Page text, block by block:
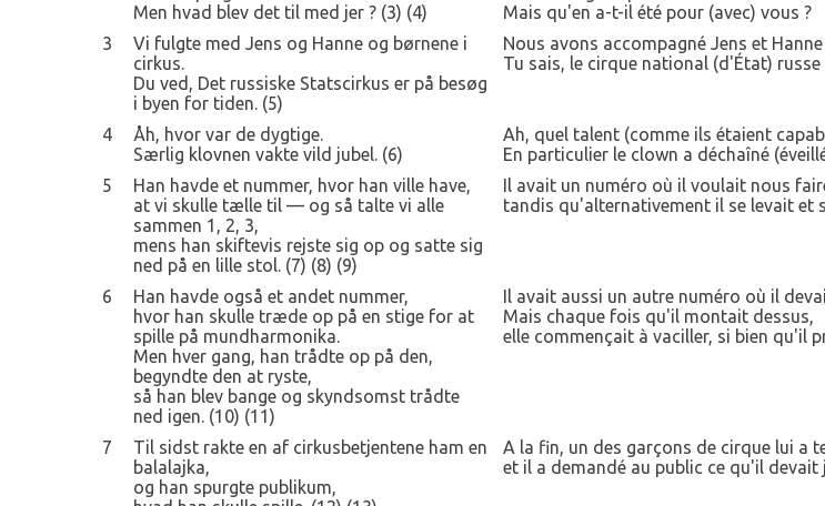
Men hvad blev det til med jer ? (3) (4)
Mais qu'en a-t-il été pour (avec) vous ?
3
Vi fulgte med Jens og Hanne og børnene i
cirkus.
Du ved, Det russiske Statscirkus er på besøg
i byen for tiden. (5)
Nous avons accompagné Jens et
Tu sais, le cirque national (d'État)
4
Åh, hvor var de dygtige.
Særlig klovnen vakte vild jubel. (6)
Ah, quel talent (comme ils étaient
En particulier le clown a déchaîné
5
Han havde et nummer, hvor han ville have,
at vi skulle tælle til — og så talte vi alle
sammen 1, 2, 3,
mens han skiftevis rejste sig op og satte sig
ned på en lille stol. (7) (8) (9)
Il avait un numéro où il voulait nous
tandis qu'alternativement il se levait et
6
Han havde også et andet nummer,
hvor han skulle træde op på en stige for at
spille på mundharmonika.
Men hver gang, han trådte op på den,
begyndte den at ryste,
så han blev bange og skyndsomst trådte
ned igen. (10) (11)
Il avait aussi un autre numéro où il
Mais chaque fois qu'il montait dessus,
elle commençait à vaciller, si bien qu'il
7
Til sidst rakte en af cirkusbetjentene ham en
balalajka,
og han spurgte publikum,
A la fin, un des garçons de cirque lui a
et il a demandé au public ce qu'il devait